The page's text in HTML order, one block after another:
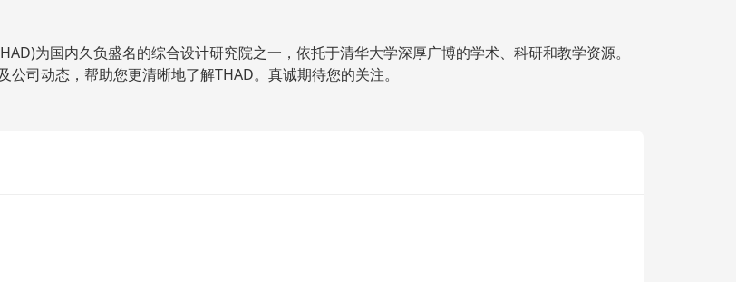
为国内久负盛名的综合设计研究院之一，依托于清华大学深厚广博的学术、科研和教学资源。
司动态，帮助您更清晰地了解THAD。真诚期待您的关注。